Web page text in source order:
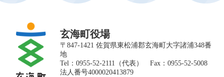
玄海町役場
〒847-1421 佐賀県東松浦郡玄海町大字諸浦348番
地
Tel：0955-52-2111（代表） Fax：0955-52-5008
法人番号4000020413879